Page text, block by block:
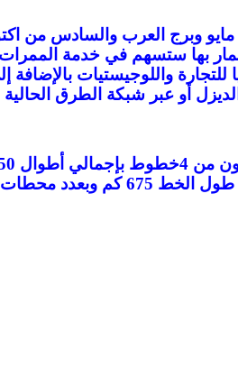
، مثل المناطق الصناعية في (حلوان و15
المار بها ستسهم في خدمة
للتجارة واللوجيستيات
أو عبر شبكة الطرق